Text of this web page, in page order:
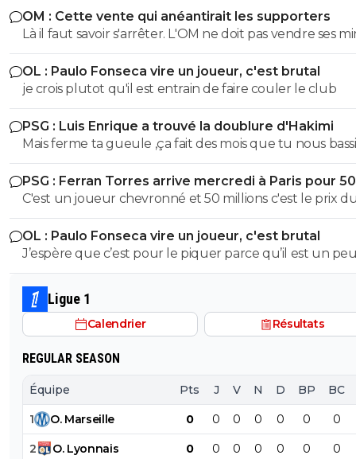
OM : Cette vente qui anéantirait les supporters
Là il faut savoir s'arrêter. L'OM ne doit pas vendre ses
qui risquent d'éclater cette saison. Vendre Mmadi
tirer 1 million d'euros à Villareal stop. Qui sait si Mmadi
vaudra pas 20 ou plus en fin de saison???
OL : Paulo Fonseca vire un joueur, c'est brutal
je crois plutot qu'il est entrain de faire couler le club
PSG : Luis Enrique a trouvé la doublure d'Hakimi
Mais ferme ta gueule ,ça fait des mois que tu nous
en disant qu'il sera condamné.Donc tu le dis coupable
pauvre abruti de consanguin
PSG : Ferran Torres arrive mercredi à Paris pour
C'est un joueur chevronné et 50 millions c'est le prix
marché et Gots n'a rien prouvé
OL : Paulo Fonseca vire un joueur, c'est brutal
J’espère que c’est pour le piquer parce qu’il est un
nonchalant
Ligue 1
Calendrier Résultats
REGULAR SEASON
Équipe Pts J V N D BP BC
1 O. Marseille 0 0 0 0 0 0 0
2 O. Lyonnais 0 0 0 0 0 0 0